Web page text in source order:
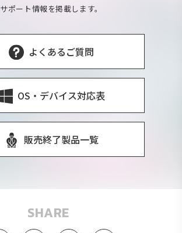
サポート情報を掲載します。
よくあるご質問
OS・デバイス対応表
販売終了製品一覧
SHARE